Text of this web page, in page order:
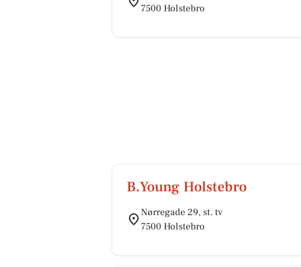
7500 Holstebro
B.Young Holstebro
Nørregade 29, st. tv
7500 Holstebro